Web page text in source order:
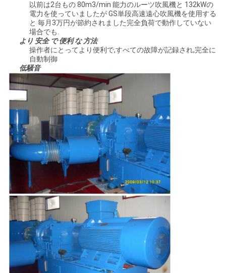
以前は2台もの 80m3/min 能力のルーツ吹風機と 132kWの
電力を使っていましたが GS単段高速遠心吹風機を使用する
と 毎月3万円が節約されました完全負荷で動作していない
場合でも.
より 安全 で 便利 な 方法
操作者にとってより便利で,すべての故障が記録され,完全に
自動制御
低騒音